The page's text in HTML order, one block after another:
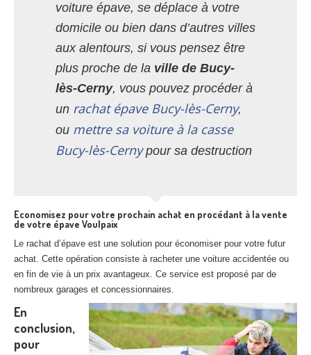
voiture épave, se déplace à votre
domicile ou bien dans d’autres villes
aux alentours, si vous pensez être
plus proche de la ville de Bucy-
lès-Cerny, vous pouvez procéder à
un rachat épave Bucy-lès-Cerny,
ou mettre sa voiture à la casse
Bucy-lès-Cernypour sa destruction
Economisez pour votre prochain achat en procédant à la vente
de votre épave Voulpaix
Le rachat d’épave est une solution pour économiser pour votre futur
achat. Cette opération consiste à racheter une voiture accidentée ou
en fin de vie à un prix avantageux. Ce service est proposé par de
nombreux garages et concessionnaires.
En
conclusion,
pour